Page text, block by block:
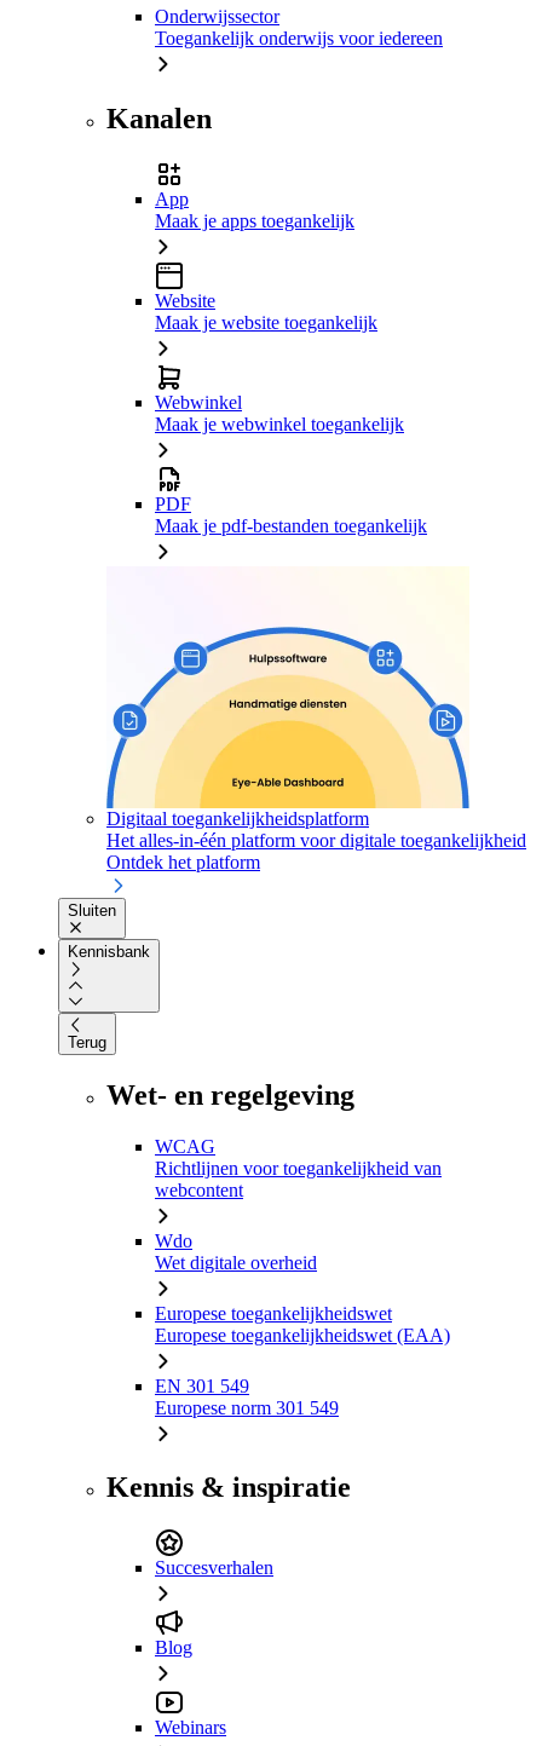
Onderwijssector
Toegankelijk onderwijs voor iedereen
Kanalen
App
Maak je apps toegankelijk
Website
Maak je website toegankelijk
Webwinkel
Maak je webwinkel toegankelijk
PDF
Maak je pdf-bestanden toegankelijk
Digitaal toegankelijkheidsplatform
Het alles-in-één platform voor digitale toegankelijkheid
Ontdek het platform
Sluiten
Kennisbank
Terug
Wet- en regelgeving
WCAG
Richtlijnen voor toegankelijkheid van
webcontent
Wdo
Wet digitale overheid
Europese toegankelijkheidswet
Europese toegankelijkheidswet (EAA)
EN 301 549
Europese norm 301 549
Kennis & inspiratie
Succesverhalen
Blog
Webinars